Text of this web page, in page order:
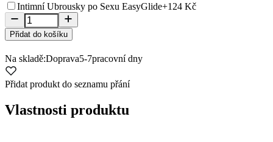
Intimní Ubrousky po Sexu EasyGlide+124 Kč
Přidat do košíku
Na skladě:Doprava5-7pracovní dny
Přidat produkt do seznamu přání
Vlastnosti produktu